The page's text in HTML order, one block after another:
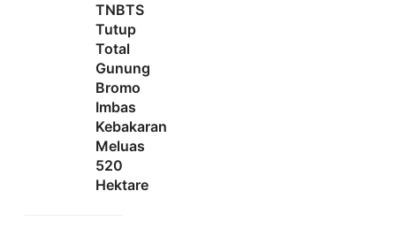
TNBTS
Tutup
Total
Gunung
Bromo
Imbas
Kebakaran
Meluas
520
Hektare